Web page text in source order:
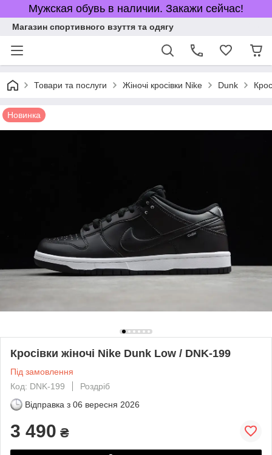
Мужская обувь в наличии. Закажи сейчас!
Магазин спортивного взуття та одягу
Товари та послуги Жіночі кросівки Nike Dunk
Новинка
Кросівки жіночі Nike Dunk Low / DNK-199
Під замовлення
Код: DNK-199
Роздріб
Відправка з 06 вересня 2026
3 490 ₴